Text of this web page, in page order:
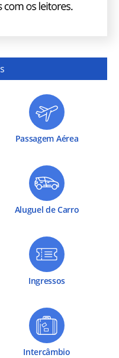
Passagem Aérea
Aluguel de Carro
Ingressos
Intercâmbio